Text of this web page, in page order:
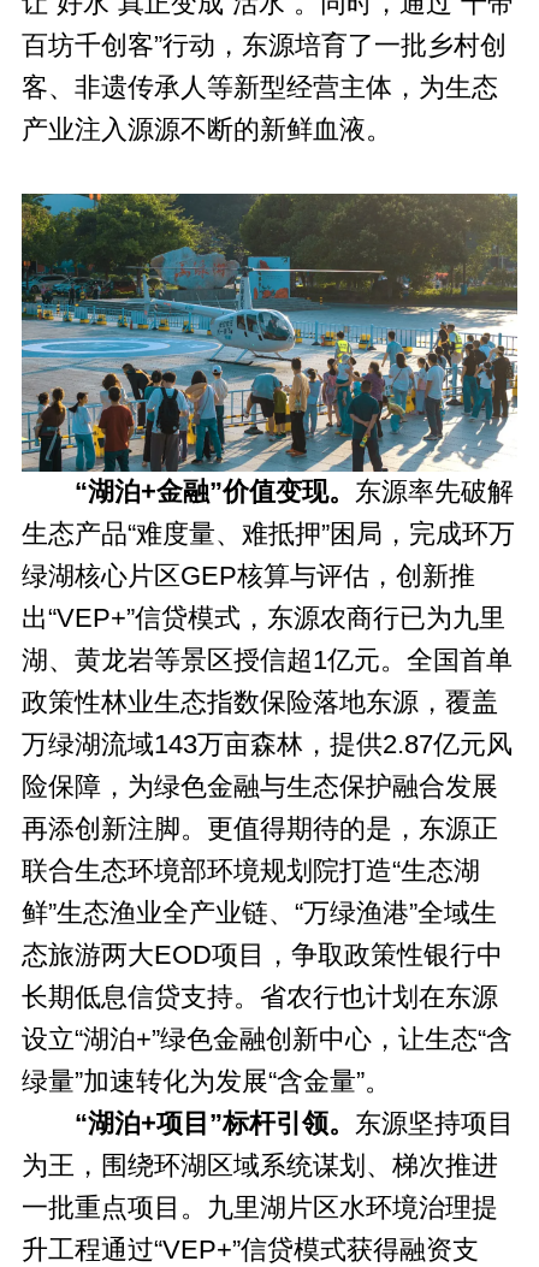
百坊千创客”行动，东源培育了一批乡村创
客、非遗传承人等新型经营主体，为生态
产业注入源源不断的新鲜血液。
“湖泊+金融”价值变现。 东源率先破解
生态产品“难度量、难抵押”困局，完成环万
绿湖核心片区GEP核算与评估，创新推
出“VEP+”信贷模式，东源农商行已为九里
湖、黄龙岩等景区授信超1亿元。全国首单
政策性林业生态指数保险落地东源，覆盖
万绿湖流域143万亩森林，提供2.87亿元风
险保障，为绿色金融与生态保护融合发展
再添创新注脚。更值得期待的是，东源正
联合生态环境部环境规划院打造“生态湖
鲜”生态渔业全产业链、“万绿渔港”全域生
态旅游两大EOD项目，争取政策性银行中
长期低息信贷支持。省农行也计划在东源
设立“湖泊+”绿色金融创新中心，让生态“含
绿量”加速转化为发展“含金量”。
“湖泊+项目”标杆引领。 东源坚持项目
为王，围绕环湖区域系统谋划、梯次推进
一批重点项目。九里湖片区水环境治理提
升工程通过“VEP+”信贷模式获得融资支